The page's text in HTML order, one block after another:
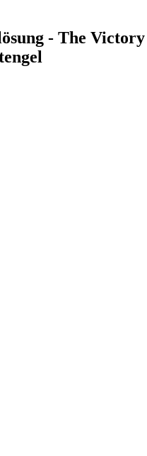
- The